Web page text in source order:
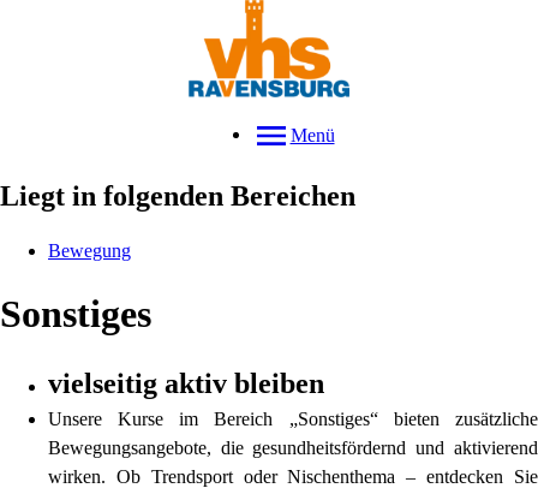
Menü
Liegt in folgenden Bereichen
Bewegung
Sonstiges
vielseitig aktiv bleiben
Unsere Kurse im Bereich „Sonstiges“ bieten zusätzliche
Bewegungsangebote, die gesundheitsfördernd und aktivierend
wirken. Ob Trendsport oder Nischenthema – entdecken Sie